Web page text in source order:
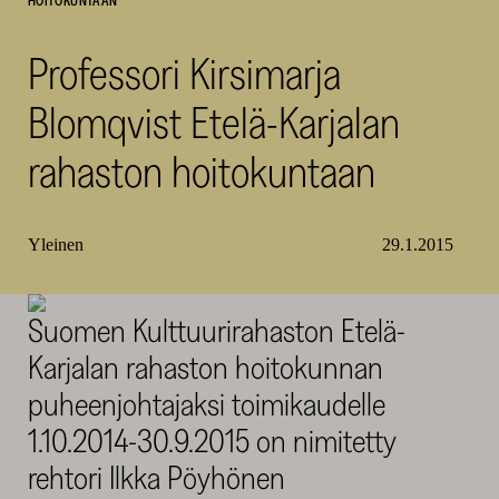
Professori Kirsimarja
Blomqvist Etelä-Karjalan
rahaston hoitokuntaan
Yleinen 29.1.2015
Suomen Kulttuurirahaston Etelä-
Karjalan rahaston hoitokunnan
puheenjohtajaksi toimikaudelle
1.10.2014-30.9.2015 on nimitetty
rehtori Ilkka Pöyhönen